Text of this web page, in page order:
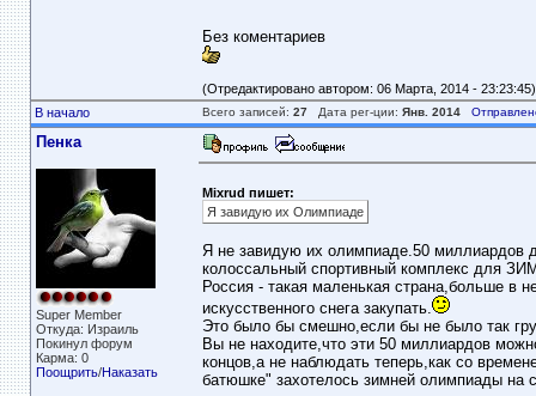
Без коментариев
(Отредактировано автором: 06 Марта, 2014 - 23:23:45)
В начало
Всего записей: 27Дата рег-ции: Янв. 2014
Пенка
Super Member
Откуда: Израиль
Покинул форум
Карма: 0
Поощрить/Наказать
Mixrud пишет:
Я завидую их Олимпиаде
Я не завидую их олимпиаде.50 миллиардов
колоссальный спортивный комплекс для
Россия - такая маленькая страна,больше в
искусственного снега закупать.
Это было бы смешно,если бы не было так
Вы не находите,что эти 50 миллиардов
концов,а не наблюдать теперь,как со
батюшке" захотелось зимней олимпиады на